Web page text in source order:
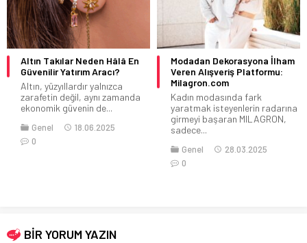
Altın Takılar Neden Hâlâ En
Güvenilir Yatırım Aracı?
Altın, yüzyıllardır yalnızca
zarafetin değil, aynı zamanda
ekonomik güvenin de...
Genel
18.06.2025
0
Modadan Dekorasyona İlham
Veren Alışveriş Platformu:
Milagron.com
Kadın modasında fark
yaratmak isteyenlerin radarına
girmeyi başaran MILAGRON,
sadece...
Genel
28.03.2025
0
BİR YORUM YAZIN